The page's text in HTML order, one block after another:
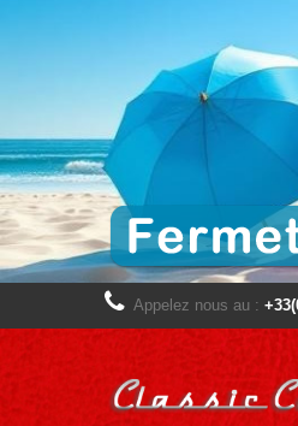
Appelez nous au :